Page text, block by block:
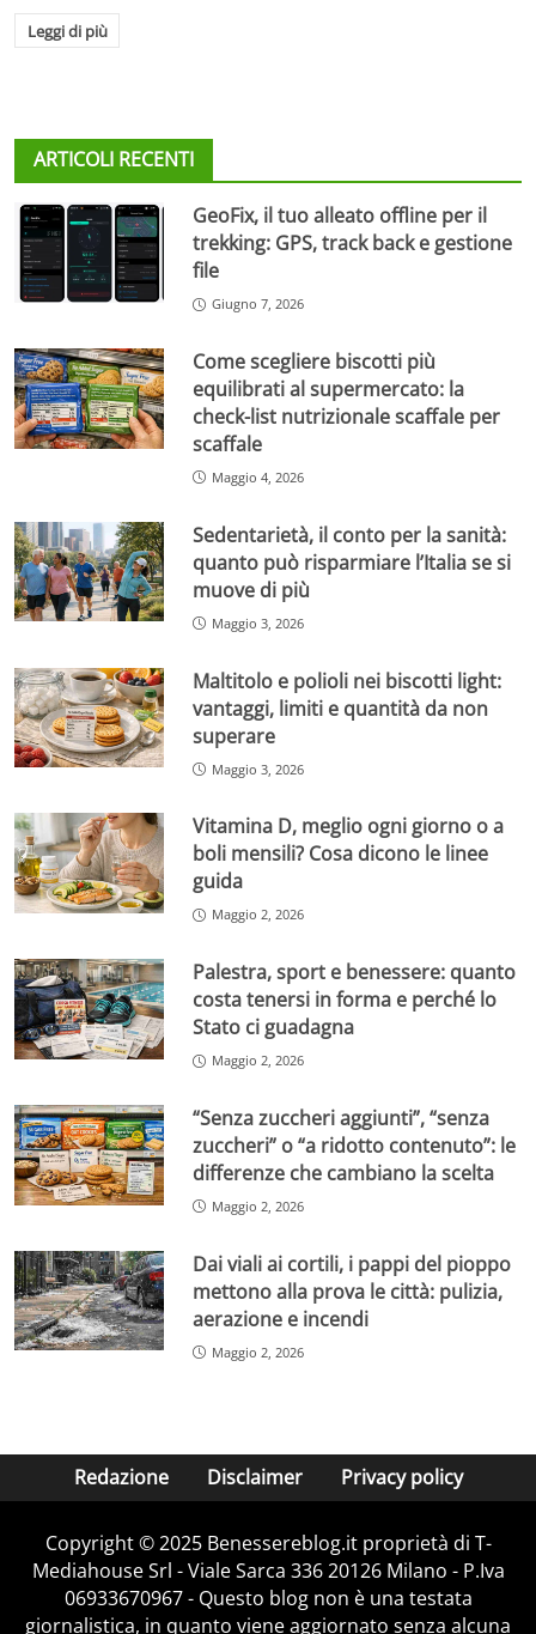
Leggi di più
ARTICOLI RECENTI
GeoFix, il tuo alleato offline per il
trekking: GPS, track back e gestione
file
Giugno 7, 2026
Come scegliere biscotti più
equilibrati al supermercato: la
check-list nutrizionale scaffale per
scaffale
Maggio 4, 2026
Sedentarietà, il conto per la sanità:
quanto può risparmiare l’Italia se si
muove di più
Maggio 3, 2026
Maltitolo e polioli nei biscotti light:
vantaggi, limiti e quantità da non
superare
Maggio 3, 2026
Vitamina D, meglio ogni giorno o a
boli mensili? Cosa dicono le linee
guida
Maggio 2, 2026
Palestra, sport e benessere: quanto
costa tenersi in forma e perché lo
Stato ci guadagna
Maggio 2, 2026
“Senza zuccheri aggiunti”, “senza
zuccheri” o “a ridotto contenuto”: le
differenze che cambiano la scelta
Maggio 2, 2026
Dai viali ai cortili, i pappi del pioppo
mettono alla prova le città: pulizia,
aerazione e incendi
Maggio 2, 2026
Redazione Disclaimer Privacy policy
Copyright © 2025 Benessereblog.it proprietà di T-
Mediahouse Srl - Viale Sarca 336 20126 Milano - P.Iva
06933670967 - Questo blog non è una testata
giornalistica, in quanto viene aggiornato senza alcuna